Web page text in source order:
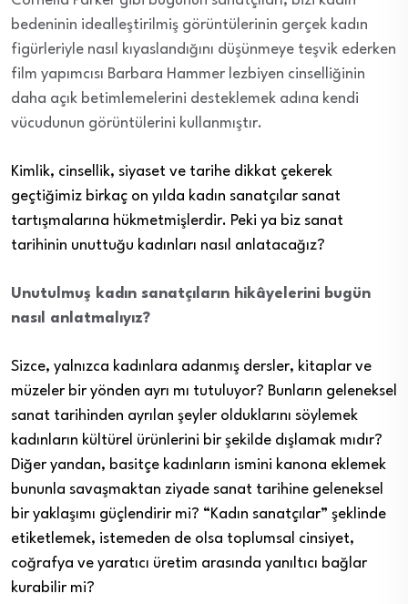
bedeninin idealleştirilmiş görüntülerinin gerçek kadın
figürleriyle nasıl kıyaslandığını düşünmeye teşvik ederken
film yapımcısı Barbara Hammer lezbiyen cinselliğinin
daha açık betimlemelerini desteklemek adına kendi
vücudunun görüntülerini kullanmıştır.
Kimlik, cinsellik, siyaset ve tarihe dikkat çekerek
geçtiğimiz birkaç on yılda kadın sanatçılar sanat
tartışmalarına hükmetmişlerdir. Peki ya biz sanat
tarihinin unuttuğu kadınları nasıl anlatacağız?
Unutulmuş kadın sanatçıların hikâyelerini bugün
nasıl anlatmalıyız?
Sizce, yalnızca kadınlara adanmış dersler, kitaplar ve
müzeler bir yönden ayrı mı tutuluyor? Bunların geleneksel
sanat tarihinden ayrılan şeyler olduklarını söylemek
kadınların kültürel ürünlerini bir şekilde dışlamak mıdır?
Diğer yandan, basitçe kadınların ismini kanona eklemek
bununla savaşmaktan ziyade sanat tarihine geleneksel
bir yaklaşımı güçlendirir mi? “Kadın sanatçılar” şeklinde
etiketlemek, istemeden de olsa toplumsal cinsiyet,
coğrafya ve yaratıcı üretim arasında yanıltıcı bağlar
kurabilir mi?